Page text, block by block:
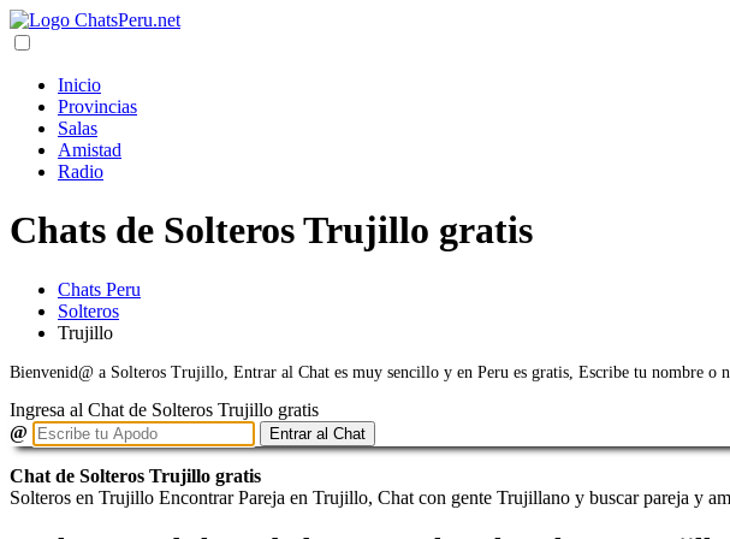
Inicio
Provincias
Salas
Amistad
Radio
Chats de Solteros Trujillo gratis
Chats Peru
Solteros
Trujillo
Bienvenid@ a Solteros Trujillo, Entrar al Chat es muy sencillo y en Peru es gratis, Escribe tu nombre o
Ingresa al Chat de Solteros Trujillo gratis
@
Entrar al Chat
Chat de Solteros Trujillo gratis
Solteros en Trujillo Encontrar Pareja en Trujillo, Chat con gente Trujillano y buscar pareja y